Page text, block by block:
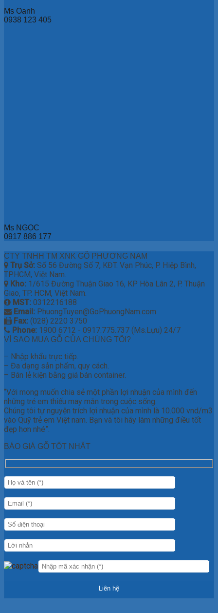
Ms Oanh
0938 123 405
Ms NGỌC
0917 886 177
CTY TNHH TM XNK GỖ PHƯƠNG NAM
Trụ Sở: Số 56 Đường Số 7, KĐT. Vạn Phúc, P. Hiệp Bình,
TP.HCM, Việt Nam.
Kho: 1/615 Đường Thuận Giao 16, KP Hòa Lân 2, P. Thuận
Giao, TP. HCM, Việt Nam.
MST: 0312216188
Email: PhuongTuyen@GoPhuongNam.com
Fax: (028) 2220 3750
Phone: 1900 6712 - 0917.775.737 (Ms.Lựu) 24/7
VÌ SAO MUA GỖ CỦA CHÚNG TÔI?
– Nhập khẩu trực tiếp.
– Đa dạng sản phẩm, quy cách.
– Bán lẻ kiện bằng giá bán container.
“Với mong muốn chia sẻ một phần lợi nhuận của mình đến
những trẻ em thiếu may mắn trong cuộc sống.
Chúng tôi tự nguyện trích lợi nhuận của mình là 10.000 vnd/m3
vào Quỹ trẻ em Việt nam. Bạn và tôi hãy làm những điều tốt
đẹp hơn nhé”.
BÁO GIÁ GỖ TỐT NHẤT